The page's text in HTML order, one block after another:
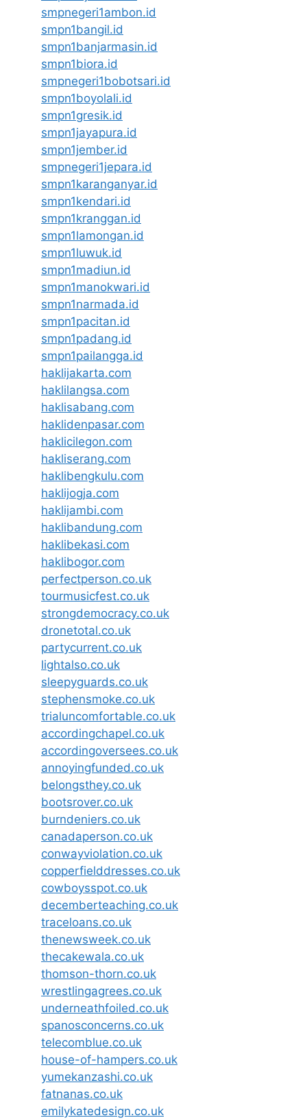
smpnegeri1ambon.id
smpn1bangil.id
smpn1banjarmasin.id
smpn1biora.id
smpnegeri1bobotsari.id
smpn1boyolali.id
smpn1gresik.id
smpn1jayapura.id
smpn1jember.id
smpnegeri1jepara.id
smpn1karanganyar.id
smpn1kendari.id
smpn1kranggan.id
smpn1lamongan.id
smpn1luwuk.id
smpn1madiun.id
smpn1manokwari.id
smpn1narmada.id
smpn1pacitan.id
smpn1padang.id
smpn1pailangga.id
haklijakarta.com
haklilangsa.com
haklisabang.com
haklidenpasar.com
haklicilegon.com
hakliserang.com
haklibengkulu.com
haklijogja.com
haklijambi.com
haklibandung.com
haklibekasi.com
haklibogor.com
perfectperson.co.uk
tourmusicfest.co.uk
strongdemocracy.co.uk
dronetotal.co.uk
partycurrent.co.uk
lightalso.co.uk
sleepyguards.co.uk
stephensmoke.co.uk
trialuncomfortable.co.uk
accordingchapel.co.uk
accordingoversees.co.uk
annoyingfunded.co.uk
belongsthey.co.uk
bootsrover.co.uk
burndeniers.co.uk
canadaperson.co.uk
conwayviolation.co.uk
copperfielddresses.co.uk
cowboysspot.co.uk
decemberteaching.co.uk
traceloans.co.uk
thenewsweek.co.uk
thecakewala.co.uk
thomson-thorn.co.uk
wrestlingagrees.co.uk
underneathfoiled.co.uk
spanosconcerns.co.uk
telecomblue.co.uk
house-of-hampers.co.uk
yumekanzashi.co.uk
fatnanas.co.uk
emilykatedesign.co.uk